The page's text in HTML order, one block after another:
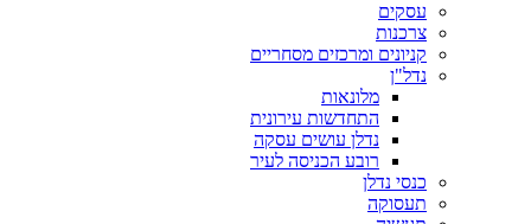
עסקים
צרכנות
קניונים ומרכזים מסחריים
נדל"ן
מלונאות
התחדשות עירונית
נדלן עושים עסקה
רובע הכניסה לעיר
כנסי נדלן
תעסוקה